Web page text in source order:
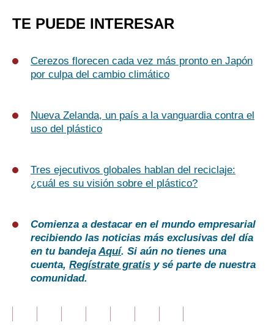
TE PUEDE INTERESAR
Cerezos florecen cada vez más pronto en Japón
por culpa del cambio climático
Nueva Zelanda, un país a la vanguardia contra el
uso del plástico
Tres ejecutivos globales hablan del reciclaje:
¿cuál es su visión sobre el plástico?
Comienza a destacar en el mundo empresarial
recibiendo las noticias más exclusivas del día
en tu bandejaAquí. Si aún no tienes una
cuenta, Regístrate gratis y sé parte de nuestra
comunidad.